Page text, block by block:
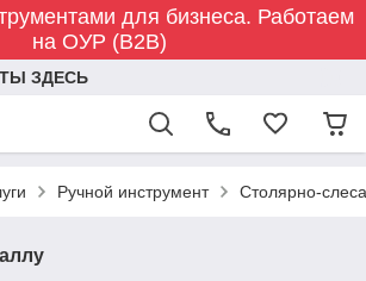
для бизнеса. Работаем
на ОУР (B2B)
ЗДЕСЬ
Ручной инструмент Столярно-